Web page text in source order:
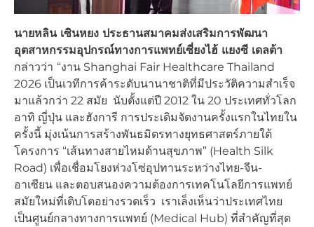
นายหลิน เซินหยง ประธานสมาคมส่งเสริมการพัฒนา
อุตสาหกรรมอุปกรณ์ทางการแพทย์เซี่ยงไฮ้ แยงซี เดลต้า
กล่าวว่า “งาน Shanghai Fair Healthcare Thailand
2026 เป็นเวทีการค้าระดับนานาชาติที่มีประวัติความสำเร็จ
มาแล้วกว่า 22 สมัย นับตั้งแต่ปี 2012 ใน 20 ประเทศทั่วโลก
อาทิ ญี่ปุ่น และฮังการี การประเดิมจัดงานครั้งแรกในไทยใน
ครั้งนี้ มุ่งเน้นการสร้างพันธมิตรทางยุทธศาสตร์ภายใต้
โครงการ “เส้นทางสายไหมด้านสุขภาพ” (Health Silk
Road) เพื่อเชื่อมโยงห่วงโซ่อุปทานระหว่างไทย-จีน-
อาเซียน และตอบสนองความต้องการเทคโนโลยีการแพทย์
สมัยใหม่ที่เติบโตอย่างรวดเร็ว เราเล็งเห็นว่าประเทศไทย
เป็นศูนย์กลางทางการแพทย์ (Medical Hub) ที่สำคัญที่สุด